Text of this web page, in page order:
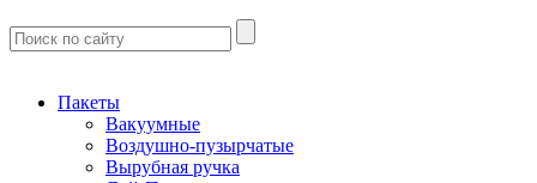
Пакеты
Вакуумные
Воздушно-пузырчатые
Вырубная ручка